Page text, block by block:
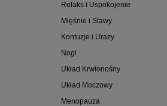
Relaks i Uspokojenie
Mięśnie i Stawy
Kontuzje i Urazy
Nogi
Układ Krwionośny
Układ Moczowy
Menopauza